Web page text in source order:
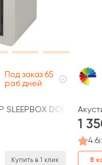
Под заказ 65
раб дней
DOUBLE
Купить в 1 клик
1
4.6
В